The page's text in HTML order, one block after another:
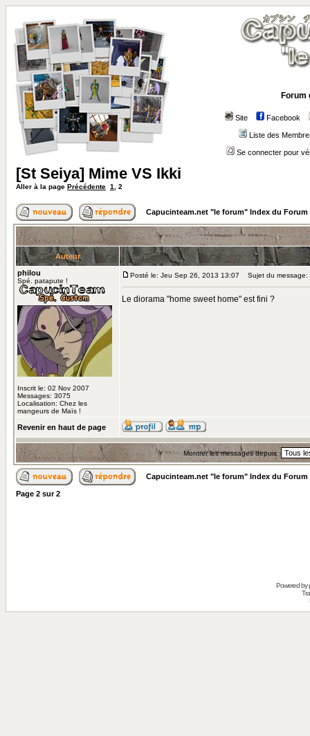
Forum
Site Facebook
Liste des
Se connecter pour
[St Seiya] Mime VS Ikki
Aller à la page Précédente 1 2
Capucinteam.net "le forum" Index du Forum
Auteur
philou
Spé. patapute !
Inscrit le: 02 Nov 2007
Messages: 3075
Localisation: Chez les
mangeurs de Maïs !
Posté le: Jeu Sep 26, 2013 13:07 Sujet du message:
Le diorama "home sweet home" est fini ?
Revenir en haut de page
Montrer les messages depuis:
Capucinteam.net "le forum" Index du Forum
Page 2 sur2
Powered by